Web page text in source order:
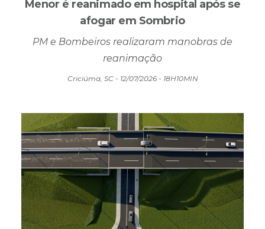
Menor é reanimado em hospital após se
afogar em Sombrio
PM e Bombeiros realizaram manobras de
reanimação
Criciúma, SC - 12/07/2026 - 18H10MIN